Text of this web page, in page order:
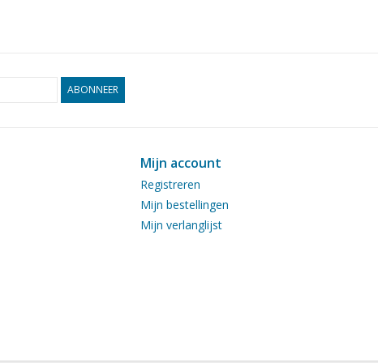
ABONNEER
Mijn account
Registreren
Mijn bestellingen
Mijn verlanglijst